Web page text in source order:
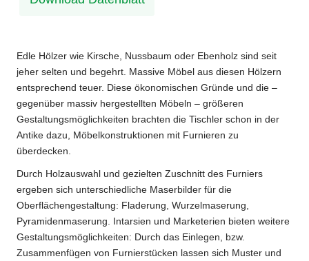
Edle Hölzer wie Kirsche, Nussbaum oder Ebenholz sind seit
jeher selten und begehrt. Massive Möbel aus diesen Hölzern
entsprechend teuer. Diese ökonomischen Gründe und die –
gegenüber massiv hergestellten Möbeln – größeren
Gestaltungsmöglichkeiten brachten die Tischler schon in der
Antike dazu, Möbelkonstruktionen mit Furnieren zu
überdecken.
Durch Holzauswahl und gezielten Zuschnitt des Furniers
ergeben sich unterschiedliche Maserbilder für die
Oberflächengestaltung: Fladerung, Wurzelmaserung,
Pyramidenmaserung. Intarsien und Marketerien bieten weitere
Gestaltungsmöglichkeiten: Durch das Einlegen, bzw.
Zusammenfügen von Furnierstücken lassen sich Muster und